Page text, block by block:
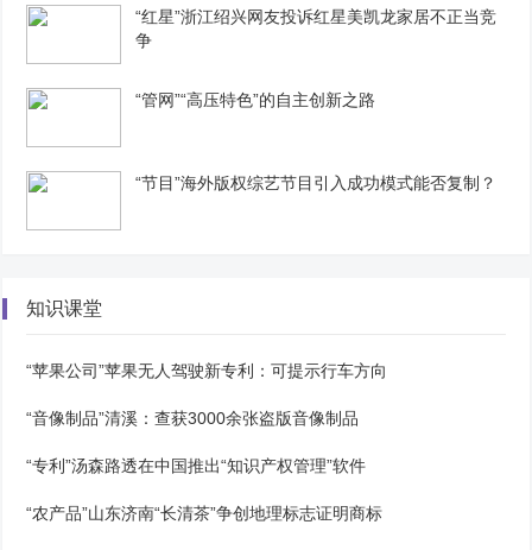
“红星”浙江绍兴网友投诉红星美凯龙家居不正当竞
争
“管网”“高压特色”的自主创新之路
“节目”海外版权综艺节目引入成功模式能否复制？
知识课堂
“苹果公司”苹果无人驾驶新专利：可提示行车方向
“音像制品”清溪：查获3000余张盗版音像制品
“专利”汤森路透在中国推出“知识产权管理”软件
“农产品”山东济南“长清茶”争创地理标志证明商标